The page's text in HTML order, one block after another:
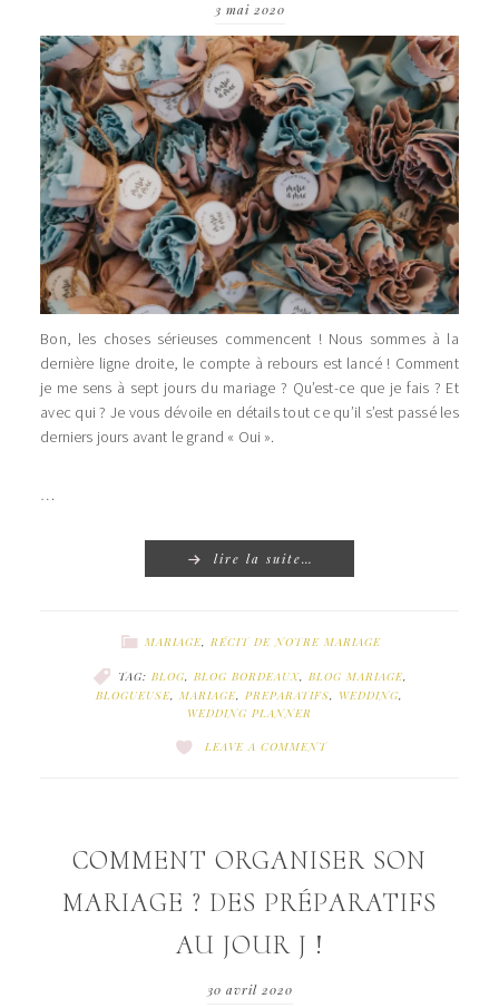
3 mai 2020
Bon, les choses sérieuses commencent ! Nous sommes à la
dernière ligne droite, le compte à rebours est lancé ! Comment
je me sens à sept jours du mariage ? Qu’est-ce que je fais ? Et
avec qui ? Je vous dévoile en détails tout ce qu’il s’est passé les
derniers jours avant le grand « Oui ».
…
lire la suite…
MARIAGE, RÉCIT DE NOTRE MARIAGE
TAG: BLOG, BLOG BORDEAUX, BLOG MARIAGE,
BLOGUEUSE, MARIAGE, PREPARATIFS, WEDDING,
WEDDING PLANNER
LEAVE A COMMENT
COMMENT ORGANISER SON
MARIAGE ? DES PRÉPARATIFS
AU JOUR J !
30 avril 2020